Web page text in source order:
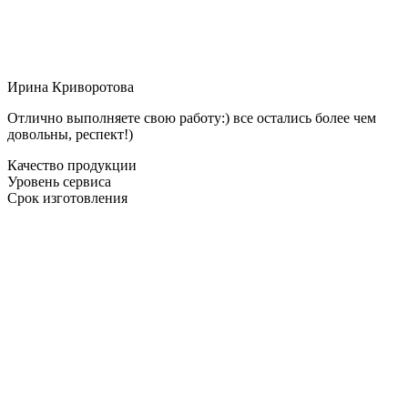
Ирина Криворотова
Отлично выполняете свою работу:) все остались более чем
довольны, респект!)
Качество продукции
Уровень сервиса
Срок изготовления